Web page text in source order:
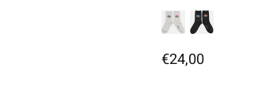
€24,00